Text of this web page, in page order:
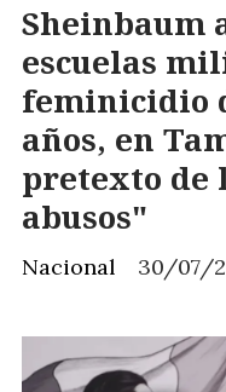
Sheinbaum
escuelas
feminicidio
años, en
pretexto de
abusos"
Nacional 30/07/